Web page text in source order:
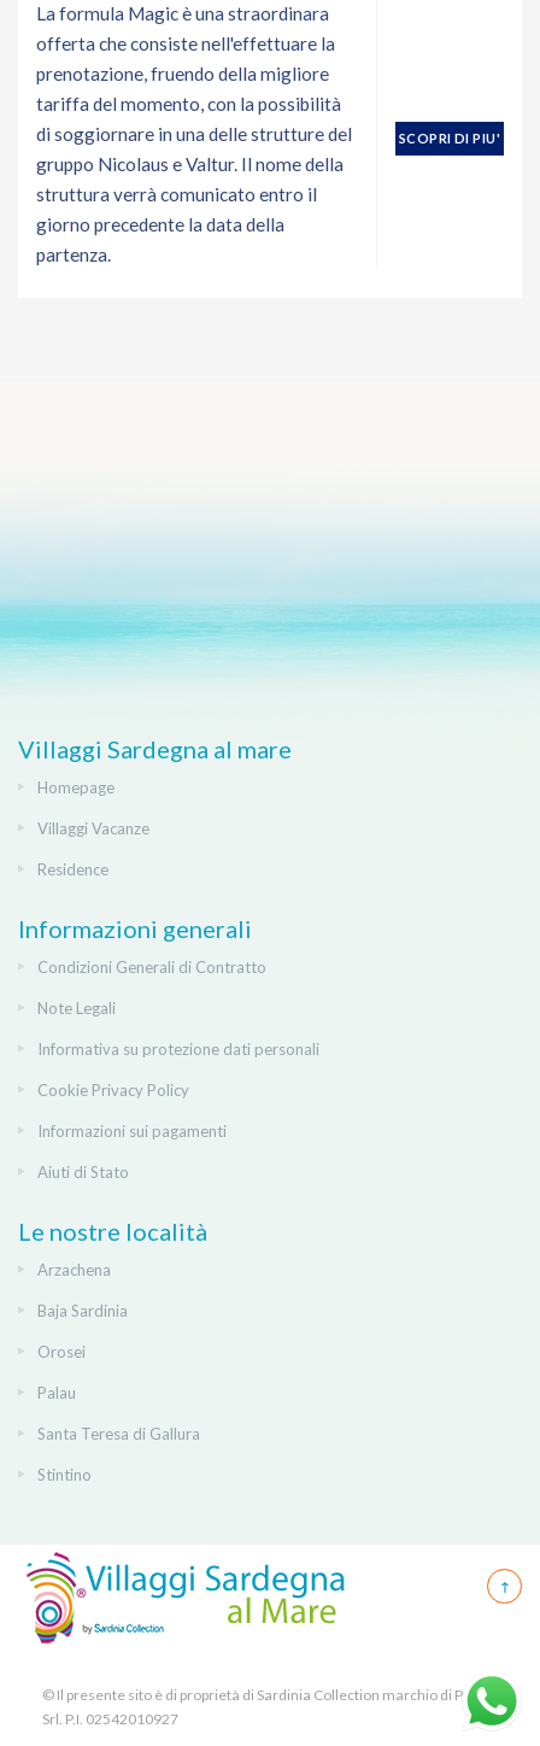
La formula Magic è una straordinara
offerta che consiste nell'effettuare la
prenotazione, fruendo della migliore
tariffa del momento, con la possibilità
di soggiornare in una delle strutture del
gruppo Nicolaus e Valtur. Il nome della
struttura verrà comunicato entro il
giorno precedente la data della
partenza.
SCOPRI DI PIU'
Villaggi Sardegna al mare
Homepage
Villaggi Vacanze
Residence
Informazioni generali
Condizioni Generali di Contratto
Note Legali
Informativa su protezione dati personali
Cookie Privacy Policy
Informazioni sui pagamenti
Aiuti di Stato
Le nostre località
Arzachena
Baja Sardinia
Orosei
Palau
Santa Teresa di Gallura
Stintino
© Il presente sito è di proprietà di Sardinia Collection marchio di PICK
Srl. P.I. 02542010927